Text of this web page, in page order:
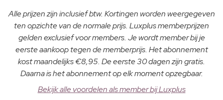
Alle prijzen zijn inclusief btw. Kortingen worden weergegeven
ten opzichte van de normale prijs. Luxplus memberprijzen
gelden exclusief voor members. Je wordt member bij je
eerste aankoop tegen de memberprijs. Het abonnement
kost maandelijks €8,95. De eerste 30 dagen zijn gratis.
Daarna is het abonnement op elk moment opzegbaar.
Bekijk alle voordelen als member bij Luxplus